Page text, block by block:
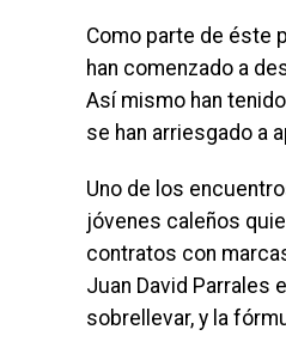
Como parte de éste
han comenzado a
Así mismo han
se han arriesgado a
Uno de los
jóvenes caleños
contratos con
Juan David Parrales
sobrellevar, y la